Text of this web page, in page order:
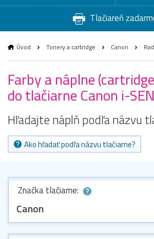
Tlačiareň
Úvod Tonery a cartridge Canon
Farby a náplne
do tlačiarne Canon i-
Hľadajte náplň podľa názvu
Ako hľadať podľa názvu tlačiarne?
Značka tlačiarne:
Canon